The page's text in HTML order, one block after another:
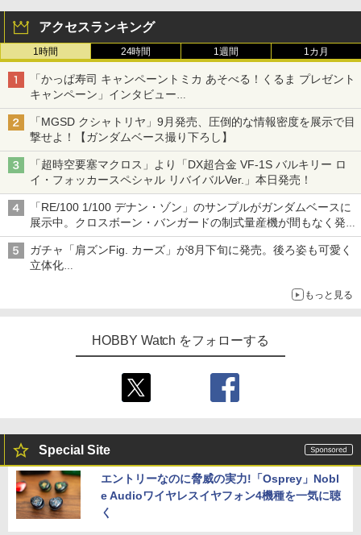
アクセスランキング
1時間 24時間 1週間 1カ月
「かっぱ寿司 キャンペーントミカ あそべる！くるま プレゼント
キャンペーン」インタビュー
子どもが楽しめるかっぱ寿司ならではの体験とコラボの楽しさを
追求
「MGSD クシャトリヤ」9月発売、圧倒的な情報密度を展示で目
撃せよ！【ガンダムベース撮り下ろし】
「超時空要塞マクロス」より「DX超合金 VF-1S バルキリー ロ
イ・フォッカースペシャル リバイバルVer.」本日発売！
「RE/100 1/100 デナン・ゾン」のサンプルがガンダムベースに
展示中。クロスボーン・バンガードの制式量産機が間もなく発送
【ガンダムベース撮り下ろし】
ガチャ「肩ズンFig. カーズ」が8月下旬に発売。後ろ姿も可愛く
立体化
もっと見る
HOBBY Watch をフォローする
Special Site
エントリーなのに脅威の実力!「Osprey」Nobl
e Audioワイヤレスイヤフォン4機種を一気に聴
く